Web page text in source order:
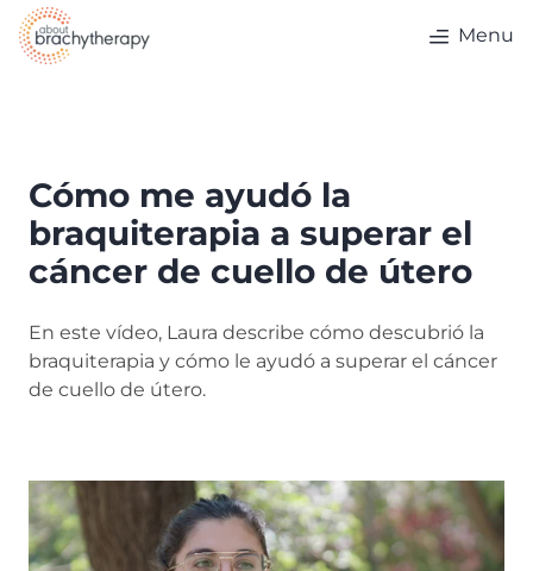
Skip to content
Menu
Cómo me ayudó la
braquiterapia a superar el
cáncer de cuello de útero
En este vídeo, Laura describe cómo descubrió la
braquiterapia y cómo le ayudó a superar el cáncer
de cuello de útero.